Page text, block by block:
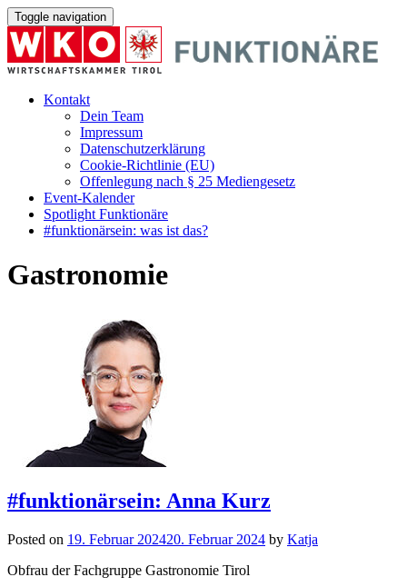
Toggle navigation
Kontakt
Dein Team
Impressum
Datenschutzerklärung
Cookie-Richtlinie (EU)
Offenlegung nach § 25 Mediengesetz
Event-Kalender
Spotlight Funktionäre
#funktionärsein: was ist das?
Gastronomie
#funktionärsein: Anna Kurz
Posted on 19. Februar 202420. Februar 2024 by Katja
Obfrau der Fachgruppe Gastronomie Tirol